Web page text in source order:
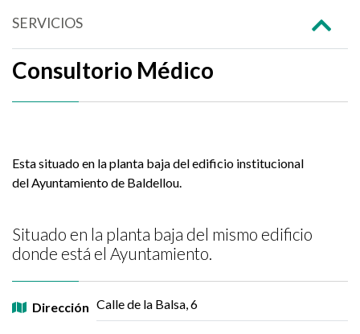
SERVICIOS
Consultorio Médico
Esta situado en la planta baja del edificio institucional
del Ayuntamiento de Baldellou.
Situado en la planta baja del mismo edificio
donde está el Ayuntamiento.
Dirección Calle de la Balsa, 6